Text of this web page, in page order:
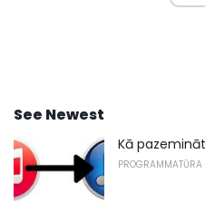
See Newest
Kā